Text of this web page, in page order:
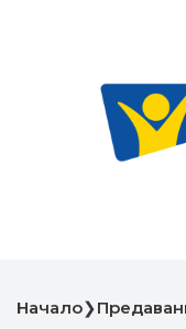
Начало❯